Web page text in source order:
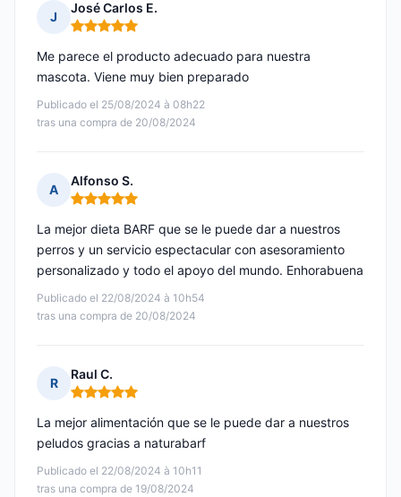
J
José Carlos E.
Nota: 5 de 5
Publicado el 25/08/2024 à 08h22
tras una compra de 20/08/2024
Me parece el producto adecuado para nuestra
mascota. Viene muy bien preparado
A
Alfonso S.
Nota: 5 de 5
Publicado el 22/08/2024 à 10h54
tras una compra de 20/08/2024
La mejor dieta BARF que se le puede dar a nuestros
perros y un servicio espectacular con asesoramiento
personalizado y todo el apoyo del mundo. Enhorabuena
R
Raul C.
Nota: 5 de 5
Publicado el 22/08/2024 à 10h11
tras una compra de 19/08/2024
La mejor alimentación que se le puede dar a nuestros
peludos gracias a naturabarf